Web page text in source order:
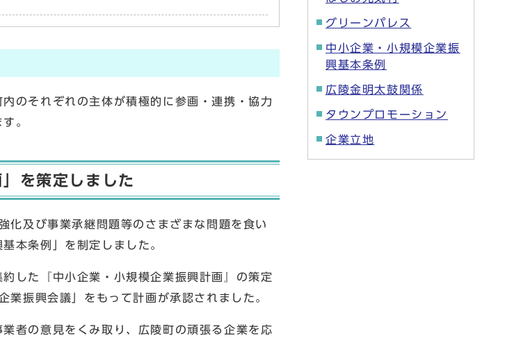
のそれぞれの主体が積極的に参画・連携・協力
。
を策定しました
及び事業承継問題等のさまざまな問題を食い
本条例」を制定しました。
した『中小企業・小規模企業振興計画』の策定
振興会議」をもって計画が承認されました。
者の意見をくみ取り、広陵町の頑張る企業を応
グリーンパレス
中小企業・小規模企業振
興基本条例
広陵金明太鼓関係
タウンプロモーション
企業立地